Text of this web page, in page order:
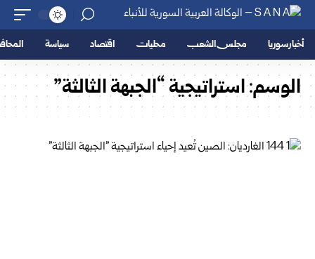
أخبار سوريا مجلس الشعب محليات اقتصاد سياسة
الوسم:استراتيجية “الجبهة الثالثة”